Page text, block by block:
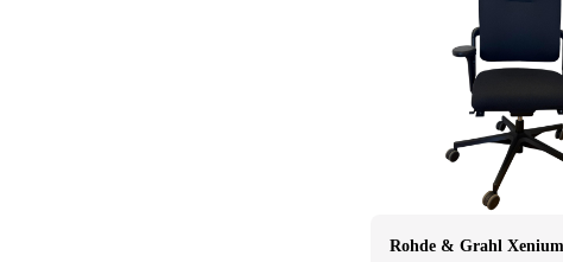
Rohde & Grahl Xenium